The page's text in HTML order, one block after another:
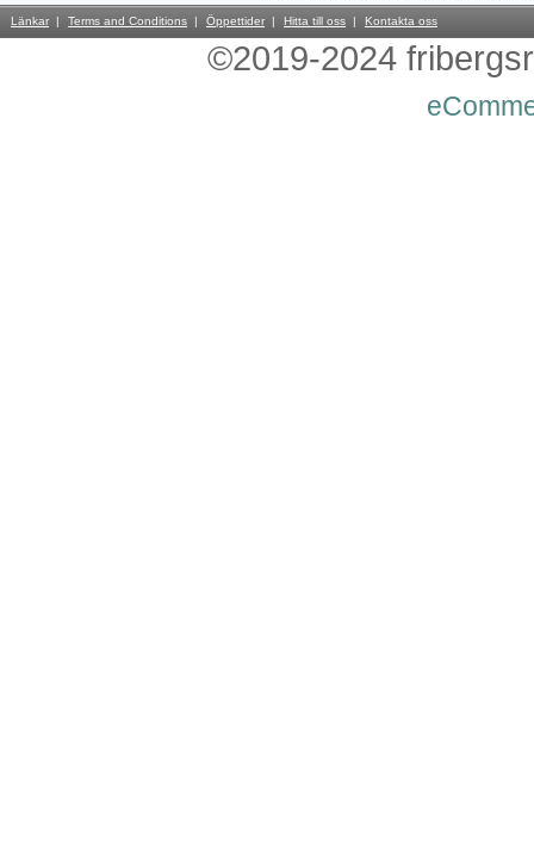
Länkar Terms and Conditions Öppettider Hitta till oss Kontakta oss
©2019-2024